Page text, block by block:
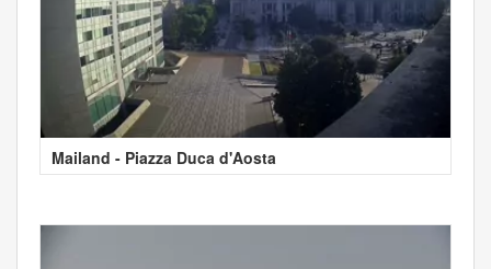
Mailand - Piazza Duca d'Aosta